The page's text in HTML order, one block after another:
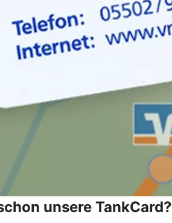
unsere TankCard?